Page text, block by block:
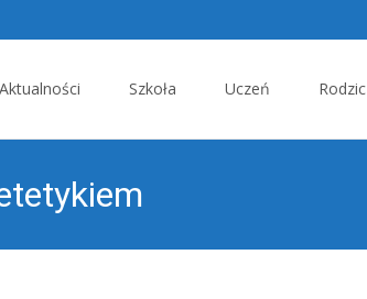
Aktualności Szkoła Uczeń Rodzic